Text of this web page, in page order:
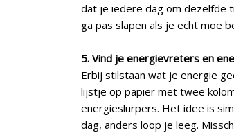
dat je iedere dag om dezelfde
ga pas slapen als je echt moe
5. Vind je energievreters en
Erbij stilstaan wat je energie
lijstje op papier met twee
energieslurpers. Het idee is
dag, anders loop je leeg.